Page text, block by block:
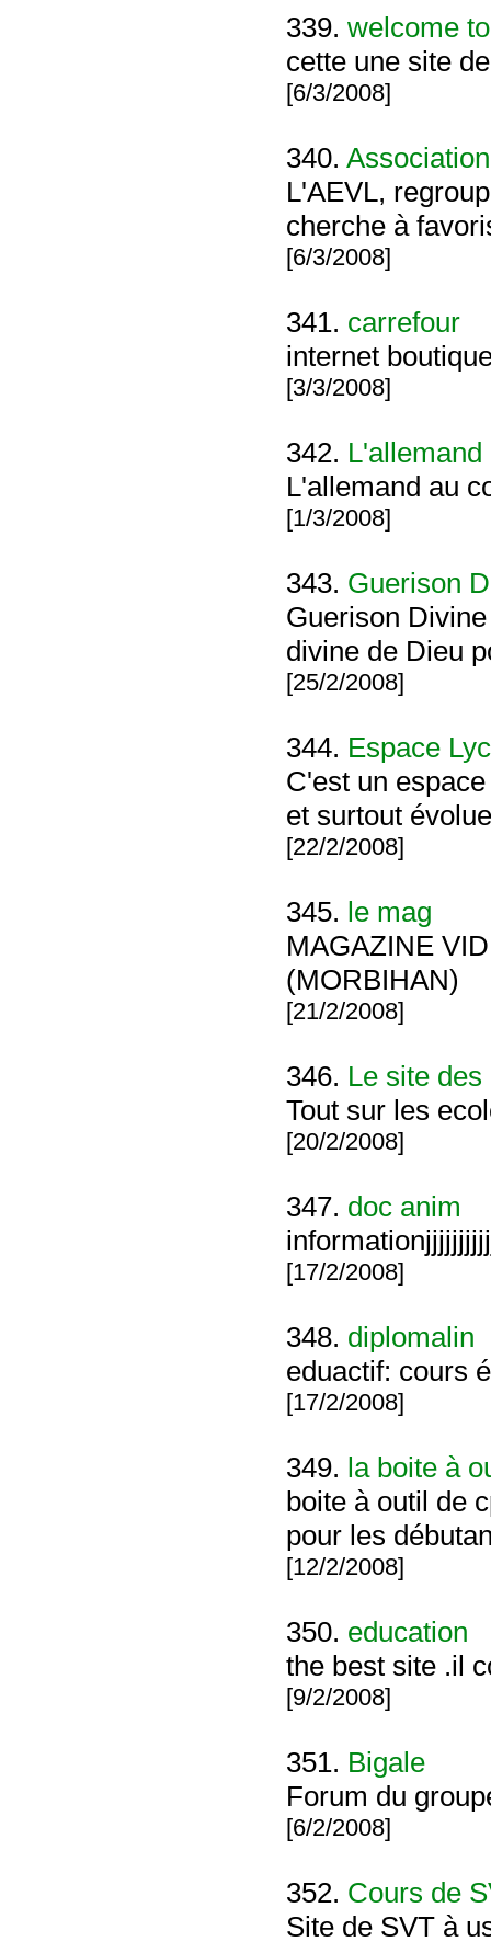
339. welcome
cette une site
[6/3/2008]
340.
L'AEVL,
cherche à
[6/3/2008]
341. carrefour
internet
[3/3/2008]
342.
L'allemand au
[1/3/2008]
343. Guerison
Guerison
divine de Dieu
[25/2/2008]
344. Espace
C'est un
et surtout
[22/2/2008]
345. le mag
MAGAZINE
(MORBIHAN)
[21/2/2008]
346. Le site
Tout sur les
[20/2/2008]
347. doc anim
[17/2/2008]
348. diplomalin
eduactif: cours
[17/2/2008]
349. la boite à
boite à outil de
pour les
[12/2/2008]
350. education
the best site .il
[9/2/2008]
351. Bigale
Forum du
[6/2/2008]
352. Cours de
Site de SVT à